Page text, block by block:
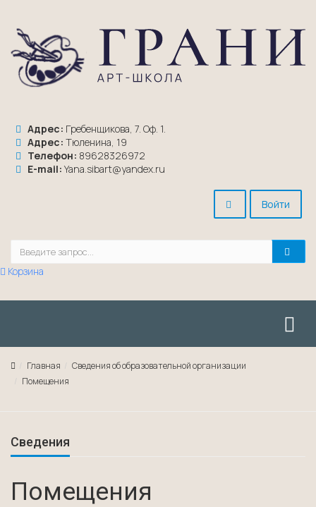
Адрес: Гребенщикова, 7. Оф. 1.
Адрес: Тюленина, 19
Телефон: 89628326972
E-mail: Yana.sibart@yandex.ru
Войти
Корзина
Главная
Сведения об образовательной организации
Помещения
Сведения
Помещения